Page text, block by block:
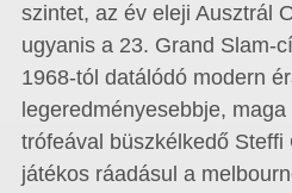
szintet, az év eleji Ausztrál
ugyanis a 23. Grand Slam-
1968-tól datálódó modern
legeredményesebbje,
trófeával büszkélkedő Steffi
játékos ráadásul a